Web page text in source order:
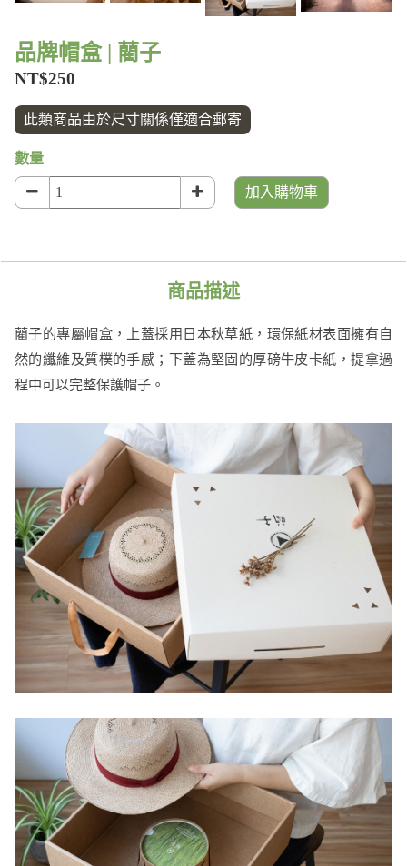
品牌帽盒 | 藺子
NT$250
此類商品由於尺寸關係僅適合郵寄
數量
加入購物車
商品描述
藺子的專屬帽盒，上蓋採用日本秋草紙，環保紙材表面擁有自
然的纖維及質樸的手感；下蓋為堅固的厚磅牛皮卡紙 ，提拿過
程中可以完整保護帽子。